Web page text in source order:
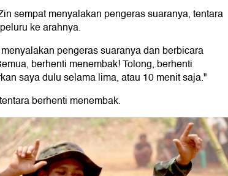
sempat menyalakan pengeras suaranya, tentara
ke arahnya.
pengeras suaranya dan berbicara
berhenti menembak! Tolong, berhenti
saya dulu selama lima, atau 10 menit saja."
berhenti menembak.